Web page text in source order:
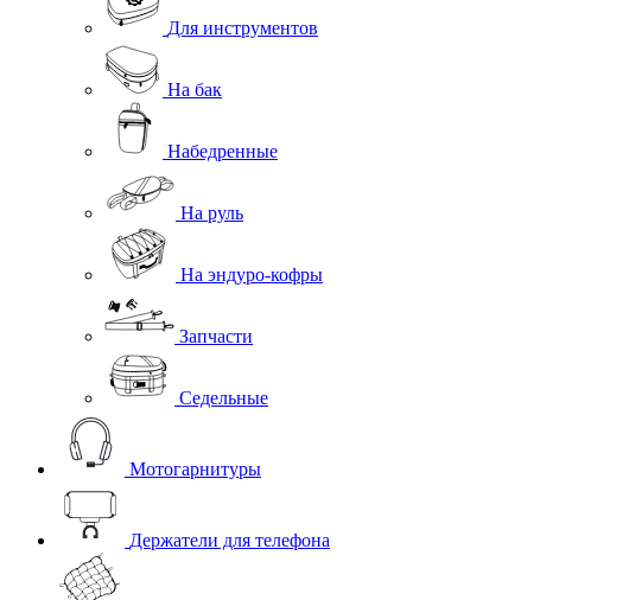
Для инструментов
На бак
Набедренные
На руль
На эндуро-кофры
Запчасти
Седельные
Мотогарнитуры
Держатели для телефона